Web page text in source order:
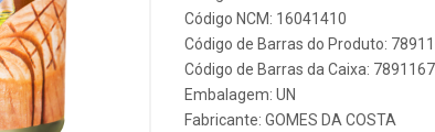
Código NCM: 16041410
Código de Barras do Produto:
Código de Barras da Caixa:
Embalagem: UN
Fabricante: GOMES DA COSTA